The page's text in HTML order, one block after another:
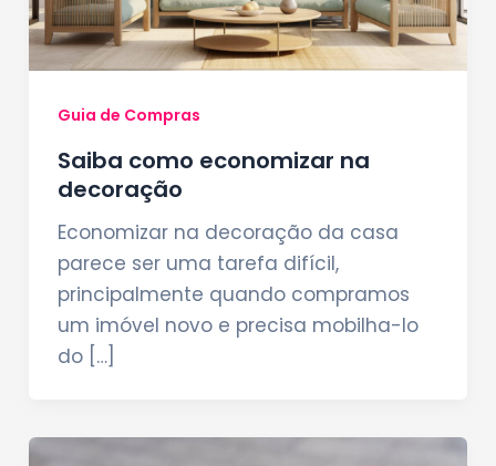
Guia de Compras
Saiba como economizar na
decoração
Economizar na decoração da casa
parece ser uma tarefa difícil,
principalmente quando compramos
um imóvel novo e precisa mobilha-lo
do […]